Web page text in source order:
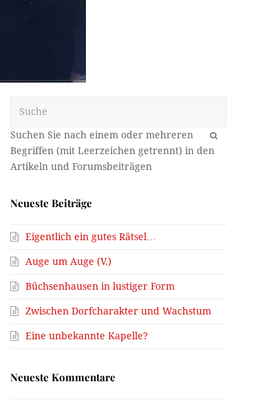
OK
Neueste Beiträge
Eigentlich ein gutes Rätsel…
Auge um Auge (V.)
Büchsenhausen in lustiger Form
Zwischen Dorfcharakter und Wachstum
Eine unbekannte Kapelle?
Neueste Kommentare